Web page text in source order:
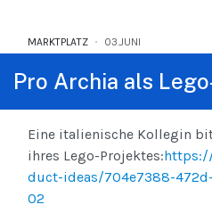
MARKTPLATZ 03.JUNI
Pro Archia als
Eine italienische Kollegin
ihres Lego-Projektes:
duct-ideas/704e7388-
02